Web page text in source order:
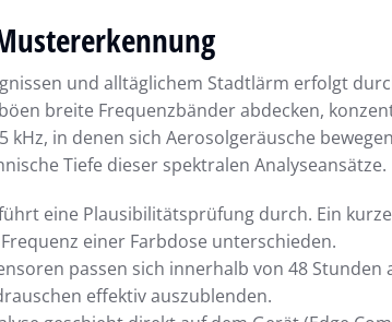
und alltäglichem Stadtlärm erfolgt
breite Frequenzbänder abdecken,
kHz, in denen sich Aerosolgeräusche
Tiefe dieser spektralen Analyseansätze.
eine Plausibilitätsprüfung durch. Ein
einer Farbdose unterschieden.
passen sich innerhalb von 48
effektiv auszublenden.